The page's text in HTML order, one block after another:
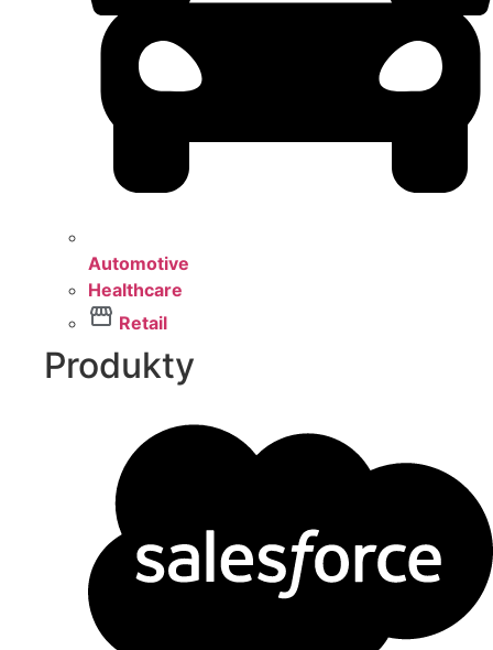
Automotive
Healthcare
Retail
Produkty